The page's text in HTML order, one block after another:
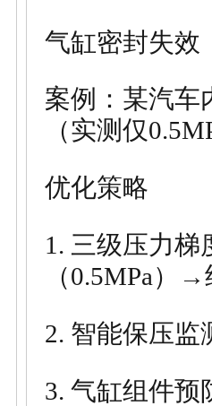
气缸密封失效
案例：某汽车
（实测仅
优化策略
1. 三级压力梯
（0.5MPa）
2. 智能保压监
3. 气缸组件预